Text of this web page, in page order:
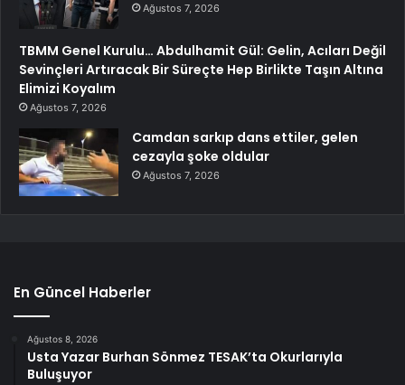
Ağustos 7, 2026
TBMM Genel Kurulu… Abdulhamit Gül: Gelin, Acıları Değil
Sevinçleri Artıracak Bir Süreçte Hep Birlikte Taşın Altına
Elimizi Koyalım
Ağustos 7, 2026
Camdan sarkıp dans ettiler, gelen
cezayla şoke oldular
Ağustos 7, 2026
En Güncel Haberler
Ağustos 8, 2026
Usta Yazar Burhan Sönmez TESAK’ta Okurlarıyla
Buluşuyor